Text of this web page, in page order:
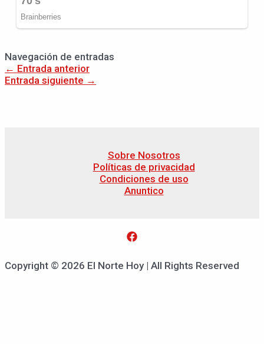
Navegación de entradas
← Entrada anterior
Entrada siguiente →
Sobre Nosotros
Políticas de privacidad
Condiciones de uso
Anuntico
Copyright © 2026 El Norte Hoy | All Rights Reserved